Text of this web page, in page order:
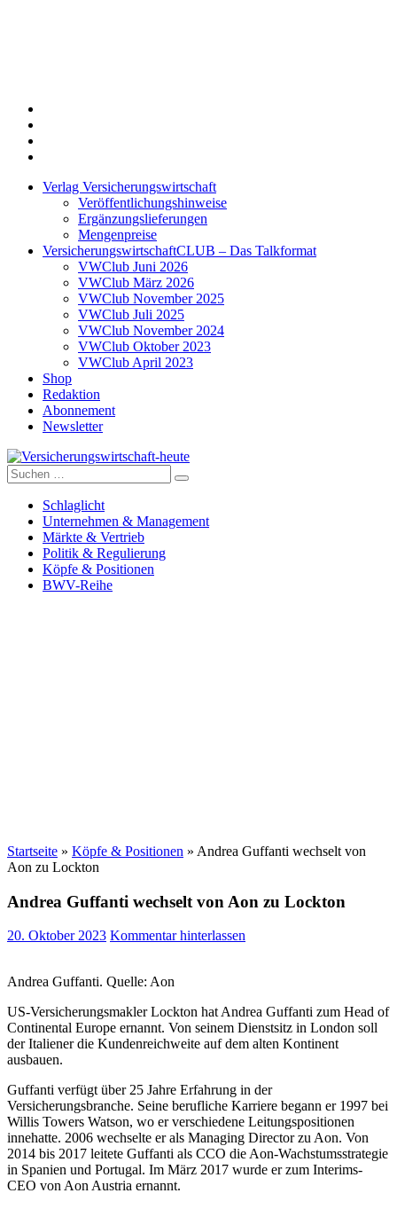
Verlag Versicherungswirtschaft
Veröffentlichungshinweise
Ergänzungslieferungen
Mengenpreise
VersicherungswirtschaftCLUB – Das Talkformat
VWClub Juni 2026
VWClub März 2026
VWClub November 2025
VWClub Juli 2025
VWClub November 2024
VWClub Oktober 2023
VWClub April 2023
Shop
Redaktion
Abonnement
Newsletter
Versicherungswirtschaft-heute
Suche
nach:
Schlaglicht
Unternehmen & Management
Märkte & Vertrieb
Politik & Regulierung
Köpfe & Positionen
BWV-Reihe
Startseite » Köpfe & Positionen » Andrea Guffanti wechselt von
Aon zu Lockton
Andrea Guffanti wechselt von Aon zu Lockton
20. Oktober 2023 Kommentar hinterlassen
Andrea Guffanti. Quelle: Aon
US-Versicherungsmakler Lockton hat Andrea Guffanti zum Head of
Continental Europe ernannt. Von seinem Dienstsitz in London soll
der Italiener die Kundenreichweite auf dem alten Kontinent
ausbauen.
Guffanti verfügt über 25 Jahre Erfahrung in der
Versicherungsbranche. Seine berufliche Karriere begann er 1997 bei
Willis Towers Watson, wo er verschiedene Leitungspositionen
innehatte. 2006 wechselte er als Managing Director zu Aon. Von
2014 bis 2017 leitete Guffanti als CCO die Aon-Wachstumsstrategie
in Spanien und Portugal. Im März 2017 wurde er zum Interims-
CEO von Aon Austria ernannt.